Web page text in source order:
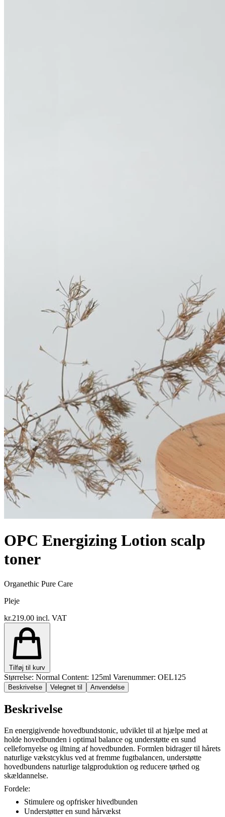
OPC Energizing Lotion scalp
toner
Organethic Pure Care
Pleje
kr.219.00 incl. VAT
Tilføj til kurv
Størrelse: Normal Content: 125ml Varenummer: OEL125
Beskrivelse Velegnet til Anvendelse
Beskrivelse
En energigivende hovedbundstonic, udviklet til at hjælpe med at
holde hovedbunden i optimal balance og understøtte en sund
cellefornyelse og iltning af hovedbunden. Formlen bidrager til hårets
naturlige vækstcyklus ved at fremme fugtbalancen, understøtte
hovedbundens naturlige talgproduktion og reducere tørhed og
skældannelse.
Fordele:
Stimulere og opfrisker hivedbunden
Understøtter en sund hårvækst